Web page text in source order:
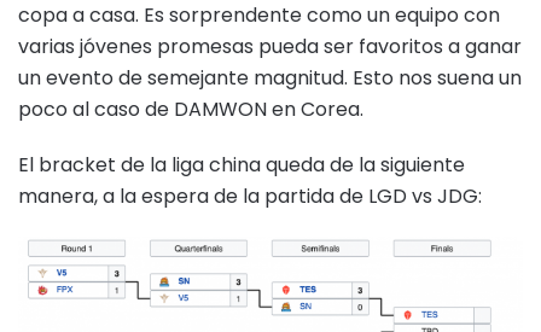
copa a casa. Es sorprendente como un equipo con
varias jóvenes promesas pueda ser favoritos a ganar
un evento de semejante magnitud. Esto nos suena un
poco al caso de DAMWON en Corea.
El bracket de la liga china queda de la siguiente
manera, a la espera de la partida de LGD vs JDG: